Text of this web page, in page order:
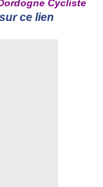
Cycliste
ce lien